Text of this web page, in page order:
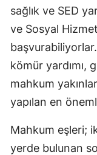
sağlık ve SED
ve Sosyal
kömür yardımı,
mahkum
yapılan en
Mahkum eşleri;
yerde bulunan